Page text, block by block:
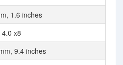
1.6 inches
4.0 x8
9.4 inches